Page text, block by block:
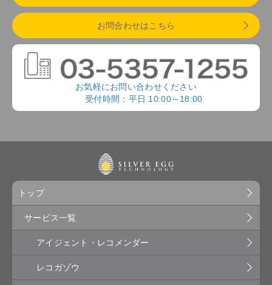
お問合わせはこちら
お気軽にお問い合わせください
受付時間：平日 10:00～18:00
トップ
サービス一覧
アイジェント・レコメンダー
レコガゾウ